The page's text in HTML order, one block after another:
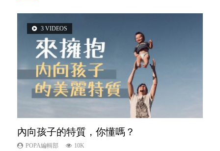
3 VIDEOS
內向孩子的特質，你懂嗎？
POPA編輯部 10K
6 VIDEOS
孩子能力天注定？
POPA編輯部 7.9K
6 VIDEOS
愛孩子也別忘了愛自己，父母如何關顧自
己的身心靈？
5 VIDEOS
夫妻必看！經營婚姻，沒捷徑
POPA編輯部 22.9K
2 VIDEOS
想孩子學好外語，點做好？
POPA編輯部 9.9K